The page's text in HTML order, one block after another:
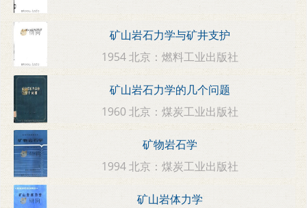
矿山岩石力学与矿井支护
1954 北京：燃料工业出版社
矿山岩石力学的几个问题
1960 北京：煤炭工业出版社
矿物岩石学
1994 北京：煤炭工业出版社
矿山岩体力学